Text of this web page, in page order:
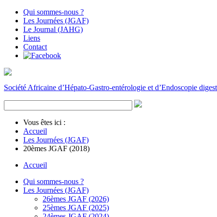
Qui sommes-nous ?
Les Journées (JGAF)
Le Journal (JAHG)
Liens
Contact
Société Africaine d’Hépato-Gastro-entérologie et d’Endoscopie
Vous êtes ici :
Accueil
Les Journées (JGAF)
20èmes JGAF (2018)
Accueil
Qui sommes-nous ?
Les Journées (JGAF)
26èmes JGAF (2026)
25èmes JGAF (2025)